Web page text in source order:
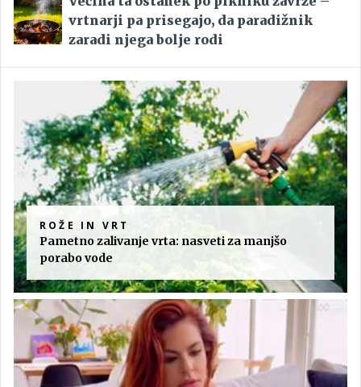
vrtnarji pa prisegajo, da paradižnik
zaradi njega bolje rodi
ROŽE IN VRT
Pametno zalivanje vrta: nasveti za manjšo
porabo vode